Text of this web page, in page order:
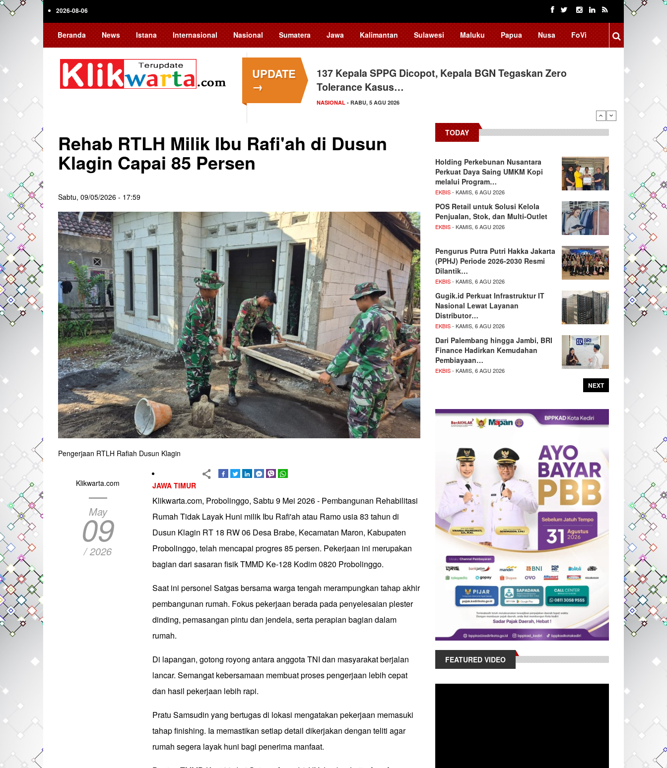
Skip
2026-08-06
Beranda News Istana Internasional Nasional Sumatera Jawa Kalimantan Sulawesi Maluku Papua Nusa FoVi
UPDATE
→
137 Kepala SPPG Dicopot, Kepala BGN Tegaskan Zero
Tolerance Kasus…
NASIONAL - RABU, 5 AGU 2026
Rehab RTLH Milik Ibu Rafi'ah di Dusun
Klagin Capai 85 Persen
Sabtu, 09/05/2026 - 17:59
Pengerjaan RTLH Rafiah Dusun Klagin
Klikwarta.com
May
09
/ 2026
JAWA TIMUR
Klikwarta.com, Probolinggo, Sabtu 9 Mei 2026 - Pembangunan Rehabilitasi
Rumah Tidak Layak Huni milik Ibu Rafi'ah atau Ramo usia 83 tahun di
Dusun Klagin RT 18 RW 06 Desa Brabe, Kecamatan Maron, Kabupaten
Probolinggo, telah mencapai progres 85 persen. Pekerjaan ini merupakan
bagian dari sasaran fisik TMMD Ke-128 Kodim 0820 Probolinggo.
Saat ini personel Satgas bersama warga tengah merampungkan tahap akhir
pembangunan rumah. Fokus pekerjaan berada pada penyelesaian plester
dinding, pemasangan pintu dan jendela, serta perapian bagian dalam
rumah.
Di lapangan, gotong royong antara anggota TNI dan masyarakat berjalan
lancar. Semangat kebersamaan membuat proses pengerjaan lebih cepat
dan hasil pekerjaan lebih rapi.
Pratu Samsudin yang bertugas di lokasi mengatakan pekerjaan memasuki
tahap finishing. Ia memastikan setiap detail dikerjakan dengan teliti agar
rumah segera layak huni bagi penerima manfaat.
TODAY
Holding Perkebunan Nusantara
Perkuat Daya Saing UMKM Kopi
melalui Program…
EKBIS- KAMIS, 6 AGU 2026
POS Retail untuk Solusi Kelola
Penjualan, Stok, dan Multi-Outlet
EKBIS- KAMIS, 6 AGU 2026
Pengurus Putra Putri Hakka Jakarta
(PPHJ) Periode 2026-2030 Resmi
Dilantik…
EKBIS- KAMIS, 6 AGU 2026
Gugik.id Perkuat Infrastruktur IT
Nasional Lewat Layanan
Distributor…
EKBIS- KAMIS, 6 AGU 2026
Dari Palembang hingga Jambi, BRI
Finance Hadirkan Kemudahan
Pembiayaan…
EKBIS- KAMIS, 6 AGU 2026
NEXT
FEATURED VIDEO